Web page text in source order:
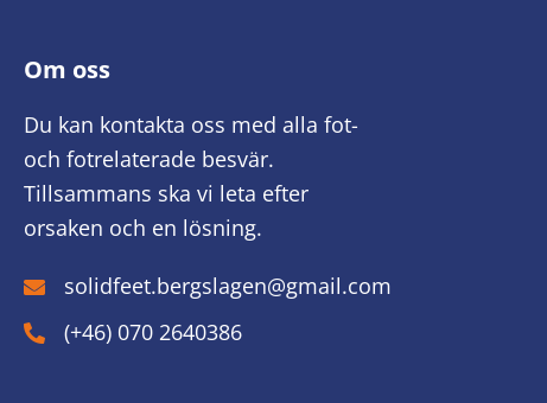
Om oss
Du kan kontakta oss med alla fot-
och fotrelaterade besvär.
Tillsammans ska vi leta efter
orsaken och en lösning.
solidfeet.bergslagen@gmail.com
(+46) 070 2640386